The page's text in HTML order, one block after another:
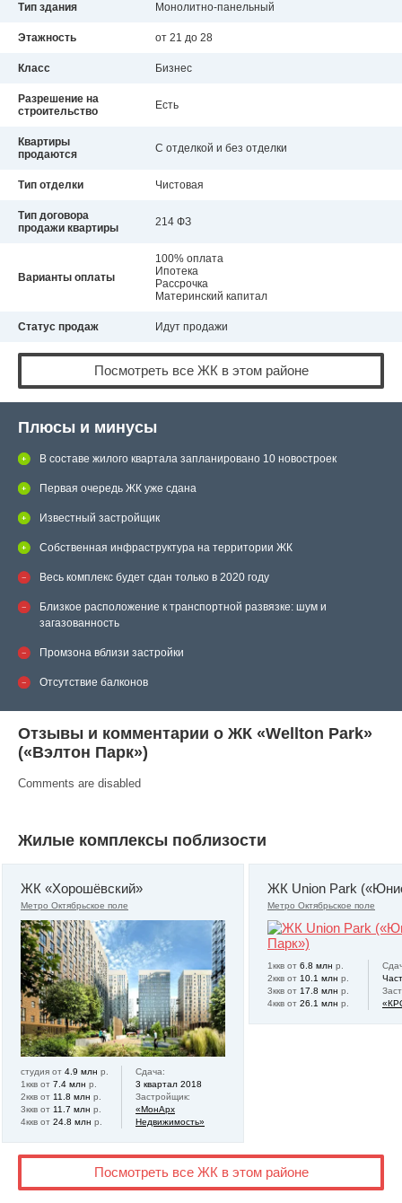
Тип здания Монолитно-панельный
Этажность от 21 до 28
Класс Бизнес
Разрешение на
строительство
Есть
Квартиры
продаются
С отделкой и без отделки
Тип отделки Чистовая
Тип договора
продажи квартиры
214 ФЗ
Варианты оплаты
100% оплата
Ипотека
Рассрочка
Материнский капитал
Статус продаж Идут продажи
Посмотреть все ЖК в этом районе
Плюсы и минусы
В составе жилого квартала запланировано 10 новостроек
Первая очередь ЖК уже сдана
Известный застройщик
Собственная инфраструктура на территории ЖК
Весь комплекс будет сдан только в 2020 году
Близкое расположение к транспортной развязке: шум и
загазованность
Промзона вблизи застройки
Отсутствие балконов
Отзывы и комментарии о ЖК «Wellton Park»
(«Вэлтон Парк»)
Comments are disabled
Жилые комплексы поблизости
ЖК «Хорошёвский»
Метро Октябрьское поле
студия от 4.9 млн р.
1ккв от 7.4 млн р.
2ккв от 11.8 млн р.
3ккв от 11.7 млн р.
4ккв от 24.8 млн р.
Сдача:
3 квартал 2018
Застройщик:
«МонАрх
Недвижимость»
ЖК Union Park
Метро Октябрьское поле
1ккв от 6.8 млн р.
2ккв от 10.1 млн р.
3ккв от 17.8 млн р.
4ккв от 26.1 млн р.
Посмотреть все ЖК в этом районе